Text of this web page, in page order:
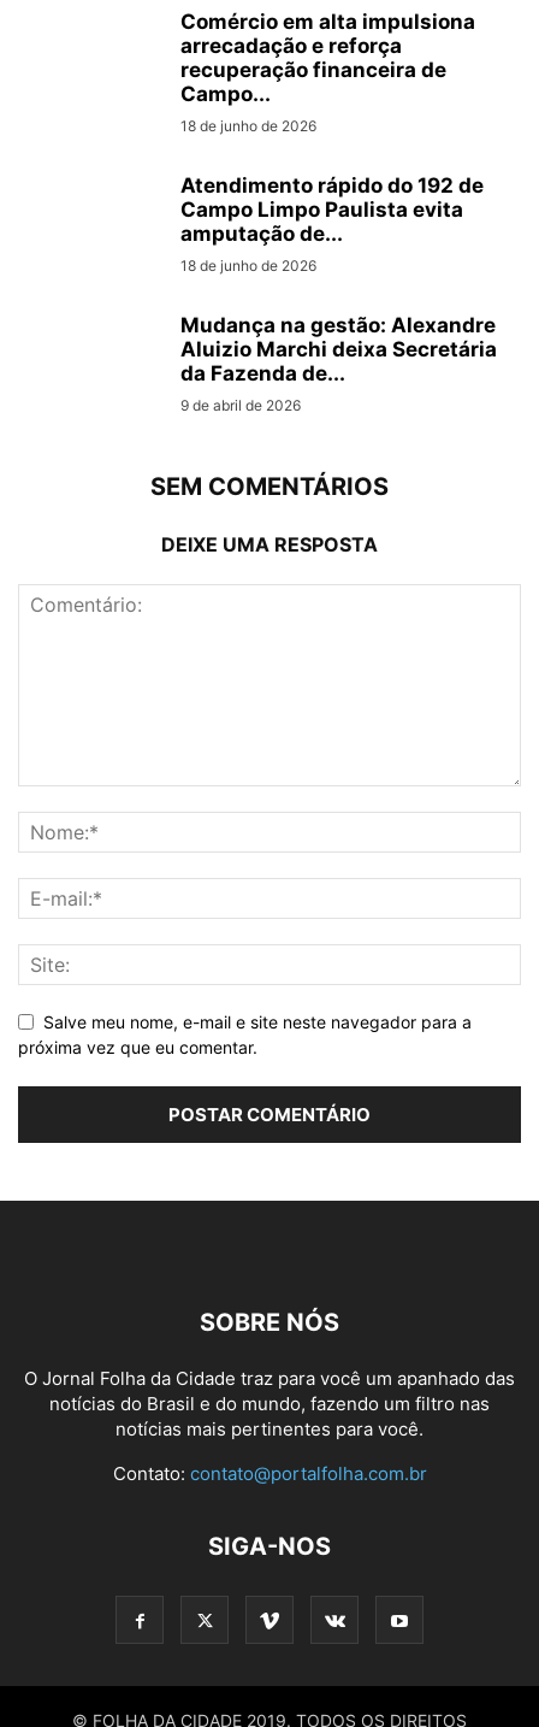
Comércio em alta impulsiona
arrecadação e reforça
recuperação financeira de
Campo...
18 de junho de 2026
Atendimento rápido do 192 de
Campo Limpo Paulista evita
amputação de...
18 de junho de 2026
Mudança na gestão: Alexandre
Aluizio Marchi deixa Secretária
da Fazenda de...
9 de abril de 2026
SEM COMENTÁRIOS
DEIXE UMA RESPOSTA
Salve meu nome, e-mail e site neste navegador para a
próxima vez que eu comentar.
SOBRE NÓS
O Jornal Folha da Cidade traz para você um apanhado das
notícias do Brasil e do mundo, fazendo um filtro nas
notícias mais pertinentes para você.
Contato: contato@portalfolha.com.br
SIGA-NOS
© FOLHA DA CIDADE 2019. TODOS OS DIREITOS